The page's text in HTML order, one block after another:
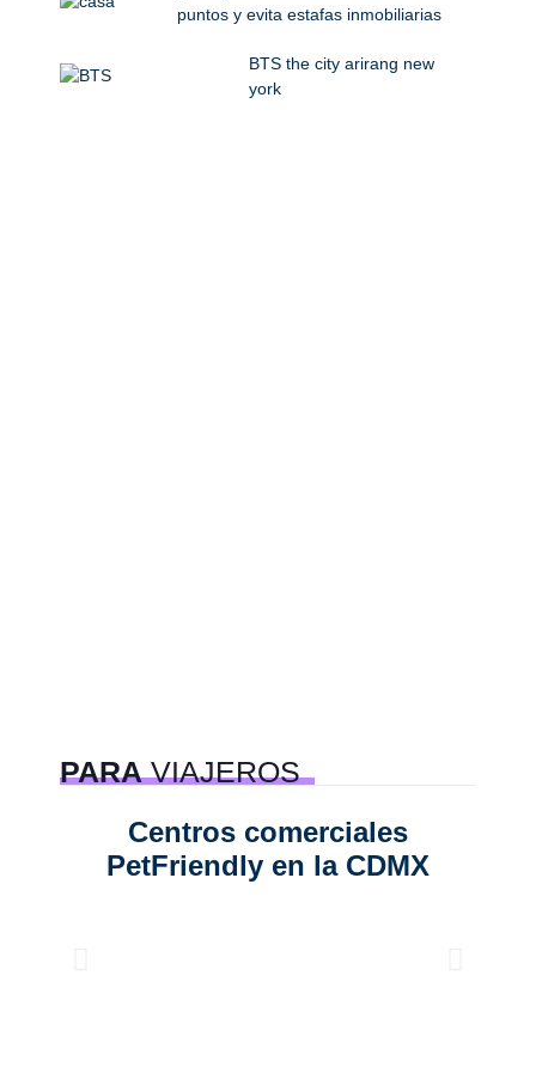
puntos y evita estafas inmobiliarias
BTS the city arirang new
york
PARAVIAJEROS
Centros comerciales
PetFriendly en la CDMX